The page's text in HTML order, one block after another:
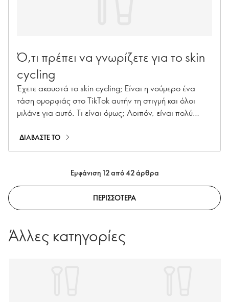
Ό,τι πρέπει να γνωρίζετε για το skin
cycling
Έχετε ακουστά το skin cycling; Είναι η νούμερο ένα
τάση ομορφιάς στο TikTok αυτήν τη στιγμή και όλοι
μιλάνε για αυτό. Τι είναι όμως; Λοιπόν, είναι πολύ
ρουτίνα περιποίησης της επιδερμίδας σας
εφαρμόζοντας σε συγκεκριμένες ώρες, συγκεκριμένα
ΔΙΑΒΑΣΤΕ ΤΟ
Εμφάνιση 12 από 42 άρθρα
ΠΕΡΙΣΣΟΤΕΡΑ
Άλλες κατηγορίες